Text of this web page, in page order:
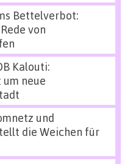
Bettelverbot:
von
Kalouti:
neue
und
die Weichen für